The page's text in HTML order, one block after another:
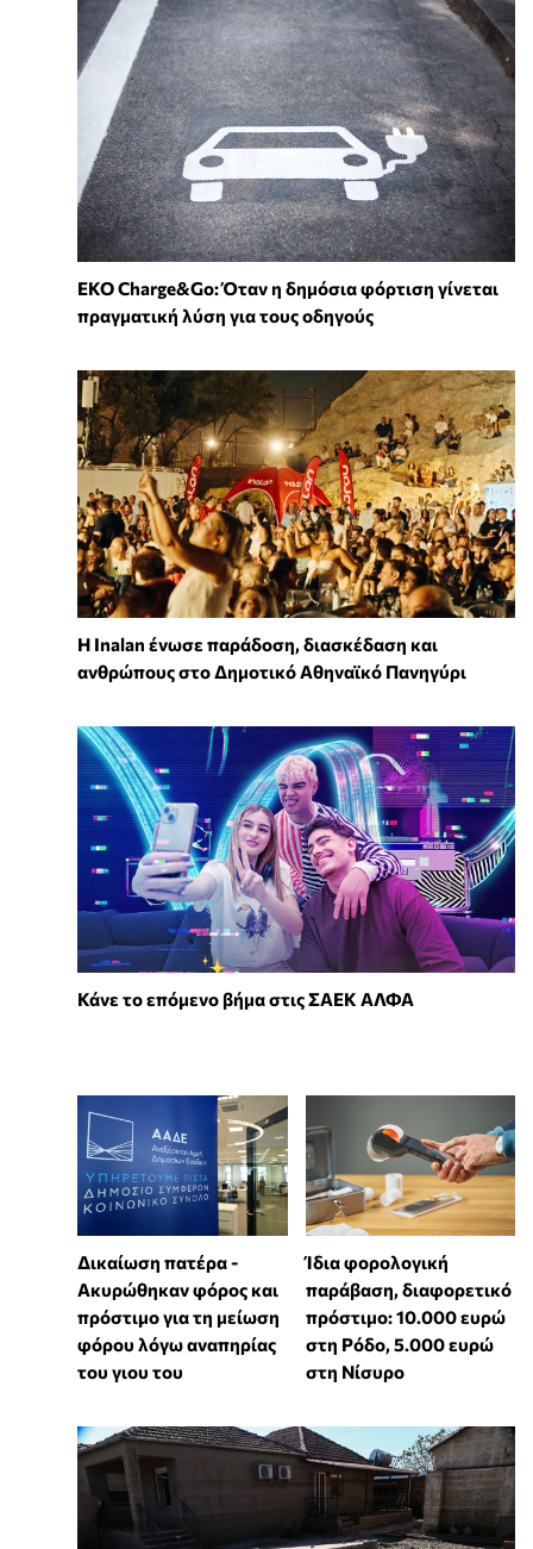
EKO Charge&Go: Όταν η δημόσια φόρτιση γίνεται
πραγματική λύση για τους οδηγούς
Η Inalan ένωσε παράδοση, διασκέδαση και
ανθρώπους στο Δημοτικό Αθηναϊκό Πανηγύρι
Κάνε το επόμενο βήμα στις ΣΑΕΚ ΑΛΦΑ
Δικαίωση πατέρα -
Ακυρώθηκαν φόρος και
πρόστιμο για τη μείωση
φόρου λόγω αναπηρίας
του γιου του
Ίδια φορολογική
παράβαση, διαφορετικό
πρόστιμο: 10.000 ευρώ
στη Ρόδο, 5.000 ευρώ
στη Νίσυρο